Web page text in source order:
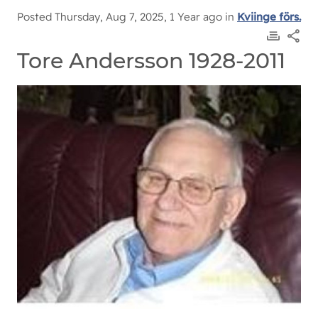
Posted Thursday, Aug 7, 2025, 1 Year ago in Kviinge förs.
Tore Andersson 1928-2011